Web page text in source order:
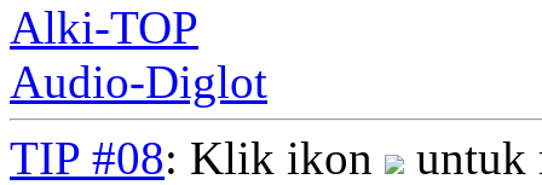
Alki-TOP
Audio-Diglot
TIP #08: Klik ikon
untuk